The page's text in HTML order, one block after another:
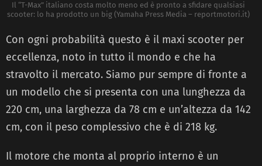
Il “T-Max” italiano costa molto meno ed è pronto a sfidare qualsiasi
scooter: lo ha prodotto un big (Yamaha Press Media – reportmotori.it)
Con ogni probabilità questo è il maxi scooter per
eccellenza, noto in tutto il mondo e che ha
stravolto il mercato. Siamo pur sempre di fronte a
un modello che si presenta con una lunghezza da
220 cm, una larghezza da 78 cm e un’altezza da 142
cm, con il peso complessivo che è di 218 kg.
Il motore che monta al proprio interno è un